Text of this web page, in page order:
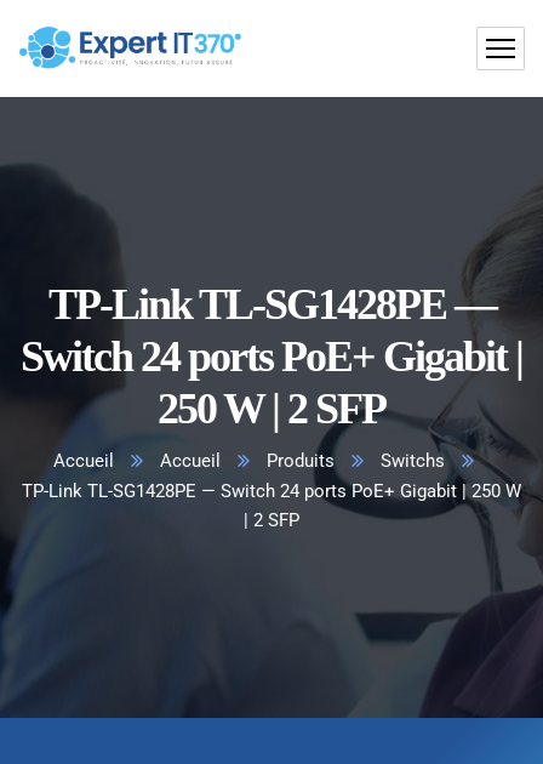
TP-Link TL-SG1428PE —
Switch 24 ports PoE+ Gigabit |
250 W | 2 SFP
Accueil Accueil Produits
Switchs
TP-Link TL-SG1428PE — Switch 24 ports PoE+ Gigabit | 250 W
| 2 SFP